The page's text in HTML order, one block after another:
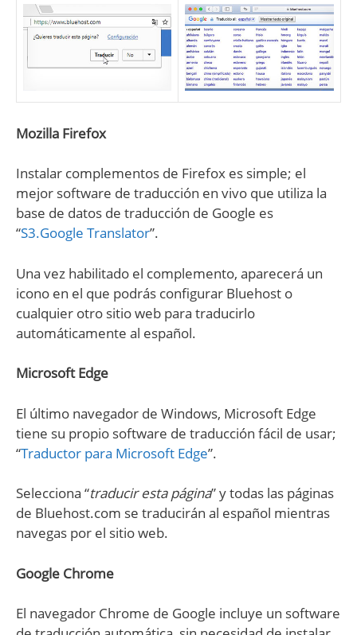
Mozilla Firefox
Instalar complementos de Firefox es simple; el
mejor software de traducción en vivo que utiliza la
base de datos de traducción de Google es
“S3.Google Translator”.
Una vez habilitado el complemento, aparecerá un
icono en el que podrás configurar Bluehost o
cualquier otro sitio web para traducirlo
automáticamente al español.
Microsoft Edge
El último navegador de Windows, Microsoft Edge
tiene su propio software de traducción fácil de usar;
“Traductor para Microsoft Edge”.
Selecciona “traducir esta página” y todas las páginas
de Bluehost.com se traducirán al español mientras
navegas por el sitio web.
Google Chrome
El navegador Chrome de Google incluye un software